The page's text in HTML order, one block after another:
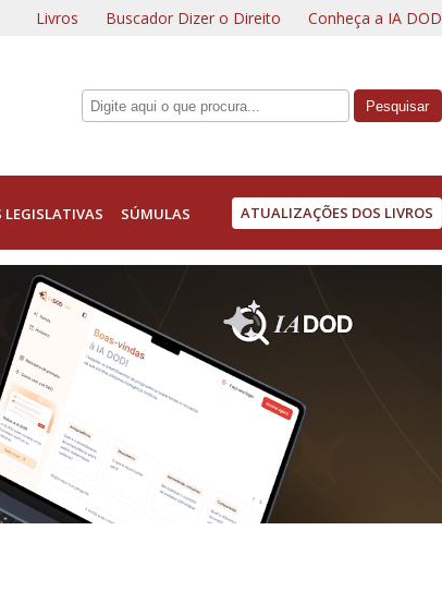
Livros Buscador Dizer o Direito Conheça a IA DOD
LEGISLATIVAS SÚMULAS ATUALIZAÇÕES DOS LIVROS